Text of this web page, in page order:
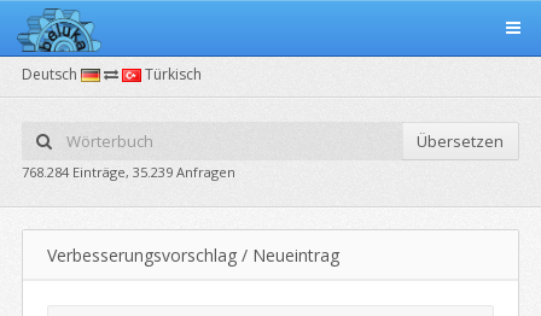
Deutsch Türkisch
Übersetzen
768.284 Einträge, 35.239 Anfragen
Verbesserungsvorschlag / Neueintrag